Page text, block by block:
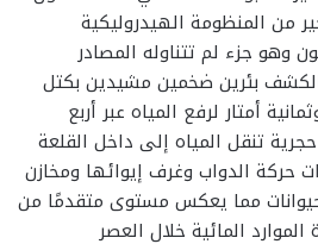
من المنظومة الهيدروليكية
وهو جزء لم تتناوله المصادر
بئرين ضخمين مشيدين بكتل
أمتار لرفع المياه عبر أربع
تنقل المياه إلى داخل القلعة
حركة الدواب وغرف إيوائها ومخازن
مما يعكس مستوى متقدمًا من
المائية خلال العصر